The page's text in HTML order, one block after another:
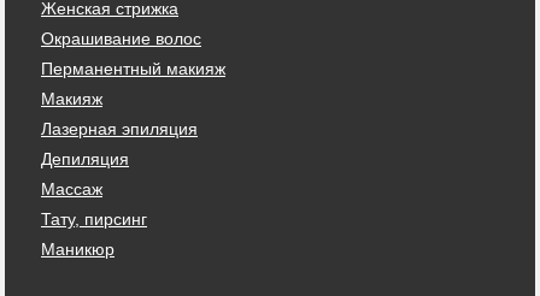
Женская стрижка
Окрашивание волос
Перманентный макияж
Макияж
Лазерная эпиляция
Депиляция
Массаж
Тату, пирсинг
Маникюр